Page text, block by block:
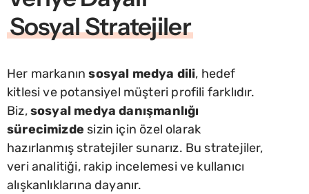
Sosyal Stratejiler
Her markanınsosyal medya dili, hedef
kitlesi ve potansiyel müşteri profili farklıdır.
Biz,sosyal medya danışmanlığı
sürecimizde sizin için özel olarak
hazırlanmış stratejiler sunarız. Bu stratejiler,
veri analitiği, rakip incelemesi ve kullanıcı
alışkanlıklarına dayanır.